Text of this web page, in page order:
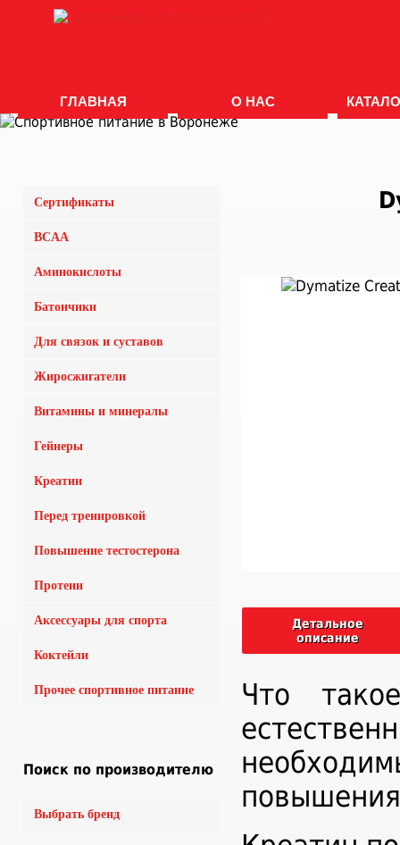
ГЛАВНАЯ О НАС
Детальное
описание
Что
Сертификаты
BCAA
Аминокислоты
Батончики
Для связок и суставов
Жиросжигатели
Витамины и минералы
Гейнеры
Креатин
Перед тренировкой
Повышение тестостерона
Протеин
Аксессуары для спорта
Коктейли
Прочее спортивное питание
Поиск по производителю
Выбрать бренд